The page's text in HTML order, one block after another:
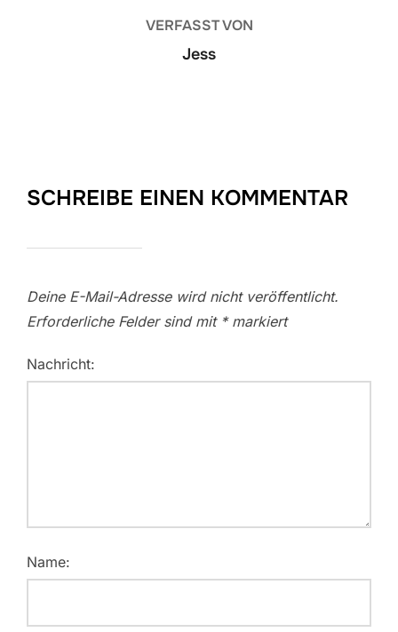
VERFASST VON
Jess
SCHREIBE EINEN KOMMENTAR
Deine E-Mail-Adresse wird nicht veröffentlicht.
Erforderliche Felder sind mit *markiert
Nachricht:
Name: